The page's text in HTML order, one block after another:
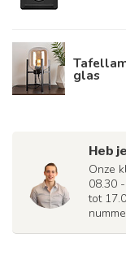
glas
Heb
Onze
08.30
tot